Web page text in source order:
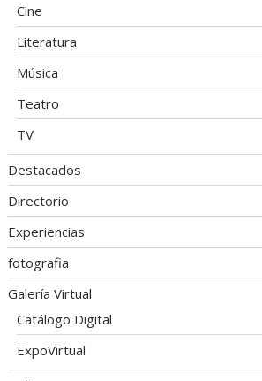
Cine
Literatura
Música
Teatro
TV
Destacados
Directorio
Experiencias
fotografia
Galería Virtual
Catálogo Digital
ExpoVirtual